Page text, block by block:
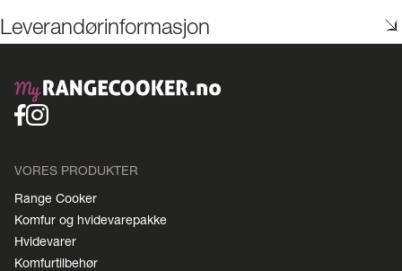
Leverandørinformasjon
VORES PRODUKTER
Range Cooker
Komfur og hvidevarepakke
Hvidevarer
Komfurtilbehør